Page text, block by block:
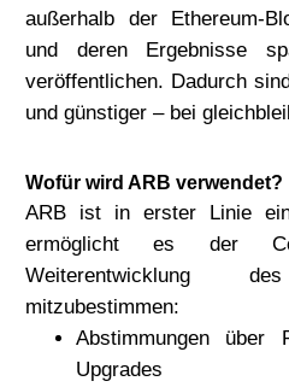
außerhalb der Ethereum-
und deren Ergebnisse
veröffentlichen. Dadurch
und günstiger – bei
Wofür wird ARB verwendet?
ARB ist in erster Linie ein
ermöglicht es der
Weiterentwicklung
mitzubestimmen:
Abstimmungen über
Upgrades